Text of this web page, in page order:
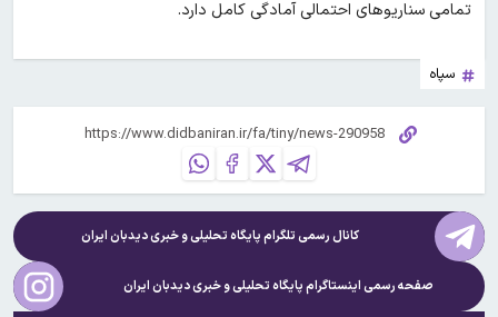
تمامی سناریوهای احتمالی آمادگی کامل دارد.
سپاه
کانال رسمی تلگرام پایگاه تحلیلی و خبریدیدبان ایران
صفحه رسمی اینستاگرام پایگاه تحلیلی و خبریدیدبان ایران